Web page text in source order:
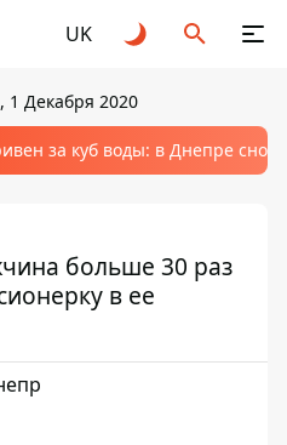
UK
1 Декабря 2020
за куб воды: в Днепре
больше 30 раз
в ее